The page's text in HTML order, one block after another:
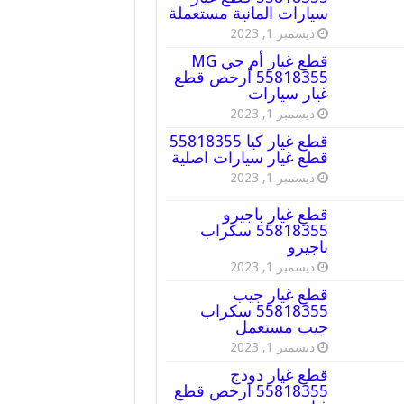
سيارات المانية مستعملة
ديسمبر 1, 2023
قطع غيار أم جي MG
55818355 أرخص قطع
غيار سيارات
ديسمبر 1, 2023
قطع غيار كيا 55818355
قطع غيار سيارات اصلية
ديسمبر 1, 2023
قطع غيار باجيرو
55818355 سكراب
باجيرو
ديسمبر 1, 2023
قطع غيار جيب
55818355 سكراب
جيب مستعمل
ديسمبر 1, 2023
قطع غيار دودج
55818355 ارخص قطع